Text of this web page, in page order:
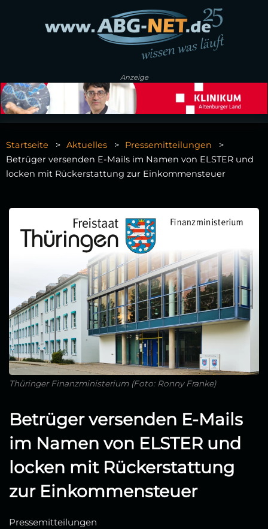
Anzeige
Startseite Aktuelles
Pressemitteilungen
Betrüger versenden E-Mails im Namen von ELSTER und
locken mit Rückerstattung zur Einkommensteuer
Thüringer Finanzministerium (Foto: Ronny Franke)
Betrüger versenden E-Mails
im Namen von ELSTER und
locken mit Rückerstattung
zur Einkommensteuer
Pressemitteilungen